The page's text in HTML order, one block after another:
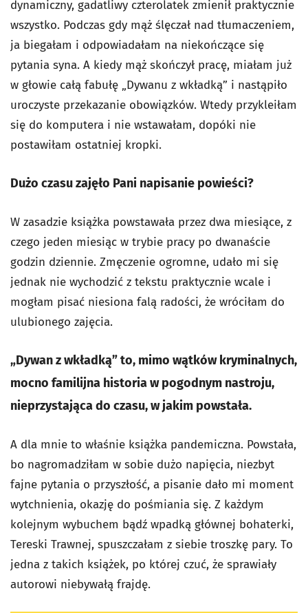
dynamiczny, gadatliwy czterolatek zmienił praktycznie
wszystko. Podczas gdy mąż ślęczał nad tłumaczeniem,
ja biegałam i odpowiadałam na niekończące się
pytania syna. A kiedy mąż skończył pracę, miałam już
w głowie całą fabułę „Dywanu z wkładką” i nastąpiło
uroczyste przekazanie obowiązków. Wtedy przykleiłam
się do komputera i nie wstawałam, dopóki nie
postawiłam ostatniej kropki.
Dużo czasu zajęło Pani napisanie powieści?
W zasadzie książka powstawała przez dwa miesiące, z
czego jeden miesiąc w trybie pracy po dwanaście
godzin dziennie. Zmęczenie ogromne, udało mi się
jednak nie wychodzić z tekstu praktycznie wcale i
mogłam pisać niesiona falą radości, że wróciłam do
ulubionego zajęcia.
„Dywan z wkładką” to, mimo wątków kryminalnych,
mocno familijna historia w pogodnym nastroju,
nieprzystająca do czasu, w jakim powstała.
A dla mnie to właśnie książka pandemiczna. Powstała,
bo nagromadziłam w sobie dużo napięcia, niezbyt
fajne pytania o przyszłość, a pisanie dało mi moment
wytchnienia, okazję do pośmiania się. Z każdym
kolejnym wybuchem bądź wpadką głównej bohaterki,
Tereski Trawnej, spuszczałam z siebie troszkę pary. To
jedna z takich książek, po której czuć, że sprawiały
autorowi niebywałą frajdę.